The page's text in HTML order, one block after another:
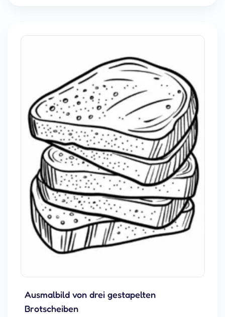
Ausmalbild von drei gestapelten
Brotscheiben